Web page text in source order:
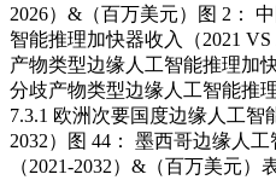
2026）&（百万美元）图 2：
智能推理加快器收入（2021 VS
产物类型边缘人工智能推理加
分歧产物类型边缘人工智能推
7.3.1 欧洲次要国度边缘人工智
2032）图 44： 墨西哥边缘人
（2021-2032）&（百万美元